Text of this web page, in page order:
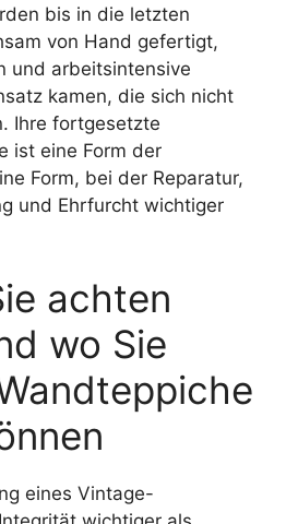
bis in die letzten
von Hand gefertigt,
und arbeitsintensive
kamen, die sich nicht
Ihre fortgesetzte
ist eine Form der
Form, bei der Reparatur,
und Ehrfurcht wichtiger
achten
wo Sie
eines Vintage-